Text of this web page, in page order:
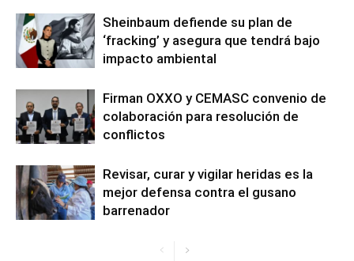
Sheinbaum defiende su plan de
‘fracking’ y asegura que tendrá bajo
impacto ambiental
Firman OXXO y CEMASC convenio de
colaboración para resolución de
conflictos
Revisar, curar y vigilar heridas es la
mejor defensa contra el gusano
barrenador